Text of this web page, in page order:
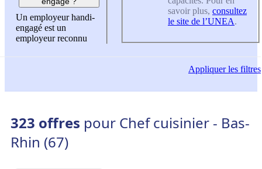
Un employeur handi-
engagé est un
employeur reconnu
savoir plus, consultez
le site de l’UNEA.
Appliquerles filtres
323 offres pour Chef cuisinier - Bas-
Rhin (67)